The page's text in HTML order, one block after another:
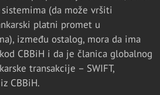
(da može vršiti
platni promet u
između ostalog, mora da ima
CBBiH i da je članica globalnog
transakcije – SWIFT,
CBBiH.